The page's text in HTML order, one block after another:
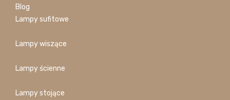
Blog
Lampy sufitowe
Lampy wiszące
Lampy ścienne
Lampy stojące